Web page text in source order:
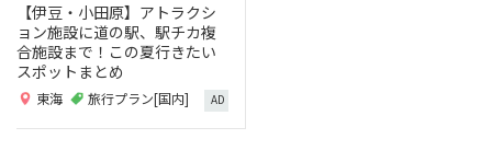
【伊豆・小田原】アトラクシ
ョン施設に道の駅、駅チカ複
合施設まで！この夏行きたい
スポットまとめ
東海 旅行プラン[国内] AD